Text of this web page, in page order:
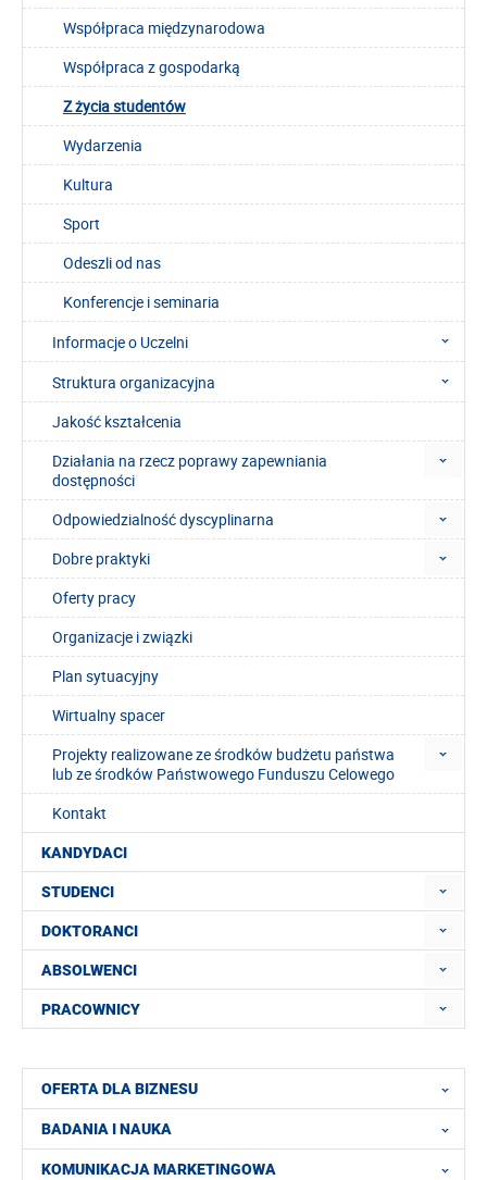
Współpraca międzynarodowa
Współpraca z gospodarką
Z życia studentów
Wydarzenia
Kultura
Sport
Odeszli od nas
Konferencje i seminaria
Informacje o Uczelni
Struktura organizacyjna
Jakość kształcenia
Działania na rzecz poprawy zapewniania
dostępności
Odpowiedzialność dyscyplinarna
Dobre praktyki
Oferty pracy
Organizacje i związki
Plan sytuacyjny
Wirtualny spacer
Projekty realizowane ze środków budżetu państwa
lub ze środków Państwowego Funduszu Celowego
Kontakt
KANDYDACI
STUDENCI
DOKTORANCI
ABSOLWENCI
PRACOWNICY
OFERTA DLA BIZNESU
BADANIA I NAUKA
KOMUNIKACJA MARKETINGOWA